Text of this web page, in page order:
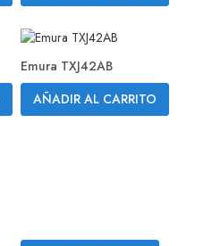
Emura TXJ42AB
AÑADIR AL CARRITO